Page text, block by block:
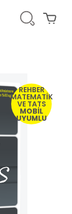
REHBER
MATEMATİK
VE TATS
MOBİL
UYUMLU